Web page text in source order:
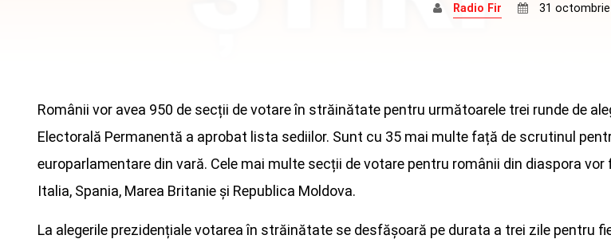
Radio Fir 31
Românii vor avea 950 de secții de votare în străinătate pentru următoarele trei runde de
Electorală Permanentă a aprobat lista sediilor. Sunt cu 35 mai multe față de scrutinul
europarlamentare din vară. Cele mai multe secții de votare pentru românii din diaspora vor
Italia, Spania, Marea Britanie și Republica Moldova.
La alegerile prezidențiale votarea în străinătate se desfășoară pe durata a trei zile pentru